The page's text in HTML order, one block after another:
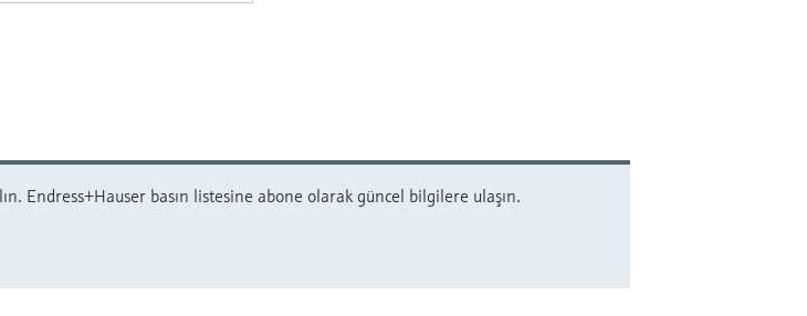
Endress+Hauser basın listesine abone olarak güncel bilgilere ulaşın.